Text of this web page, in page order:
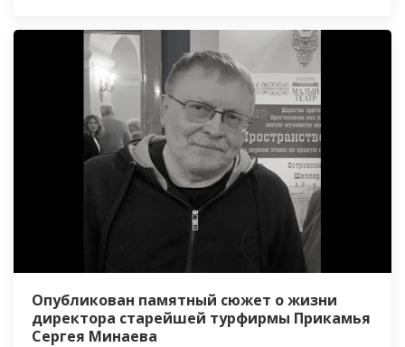
Опубликован памятный сюжет о жизни
директора старейшей турфирмы Прикамья
Сергея Минаева